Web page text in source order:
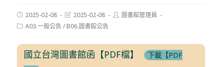
Post
published:
2025-02-08
Post
modified:
2025-02-08
Post圖書館管理員
PostA03.一般公告/ B06.圖書館公告
國立台灣圖書館函【PDF檔】
下載【PDF